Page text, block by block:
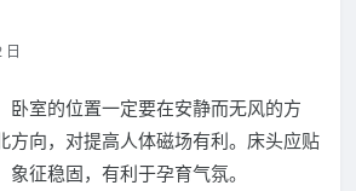
日
卧室的位置一定要在安静而无风的方
方向，对提高人体磁场有利。床头应贴
征稳固，有利于孕育气氛。